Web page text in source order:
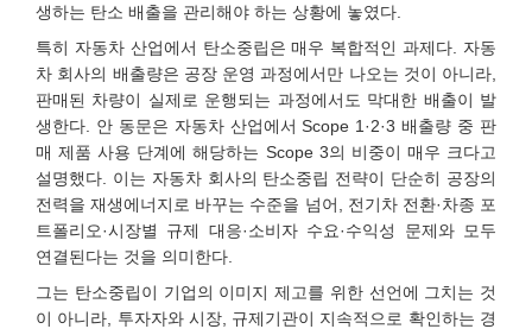
생하는 탄소 배출을 관리해야 하는 상황에 놓였다.
특히 자동차 산업에서 탄소중립은 매우 복합적인 과제다. 자동
차 회사의 배출량은 공장 운영 과정에서만 나오는 것이 아니라,
판매된 차량이 실제로 운행되는 과정에서도 막대한 배출이 발
생한다. 안 동문은 자동차 산업에서 Scope 1·2·3 배출량 중 판
매 제품 사용 단계에 해당하는 Scope 3의 비중이 매우 크다고
설명했다. 이는 자동차 회사의 탄소중립 전략이 단순히 공장의
전력을 재생에너지로 바꾸는 수준을 넘어, 전기차 전환·차종 포
트폴리오·시장별 규제 대응·소비자 수요·수익성 문제와 모두
연결된다는 것을 의미한다.
그는 탄소중립이 기업의 이미지 제고를 위한 선언에 그치는 것
이 아니라, 투자자와 시장, 규제기관이 지속적으로 확인하는 경